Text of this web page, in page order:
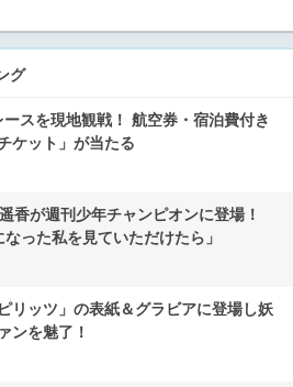
グ
スを現地観戦！ 航空券・宿泊費付き
ケット」が当たる
香が週刊少年チャンピオンに登場！
なった私を見ていただけたら」
リッツ」の表紙＆グラビアに登場し妖
ンを魅了！